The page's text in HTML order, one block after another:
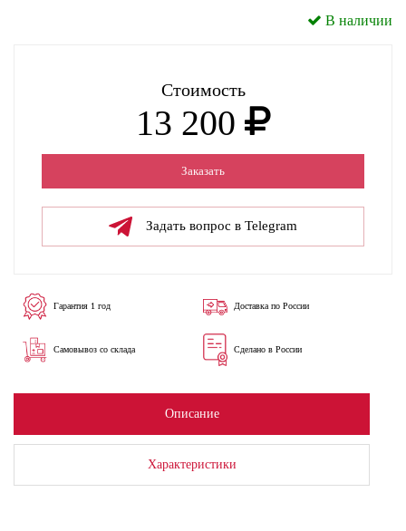
В наличии
Стоимость
13 200
Заказать
Задать вопрос в Telegram
Гарантия 1 год Доставка по России
Самовывоз со склада Сделано в России
Описание
Характеристики